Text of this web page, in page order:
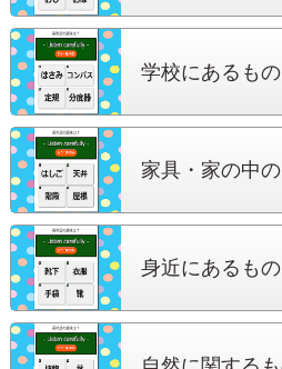
学校にある もの
家具・家の中
身近にある もの